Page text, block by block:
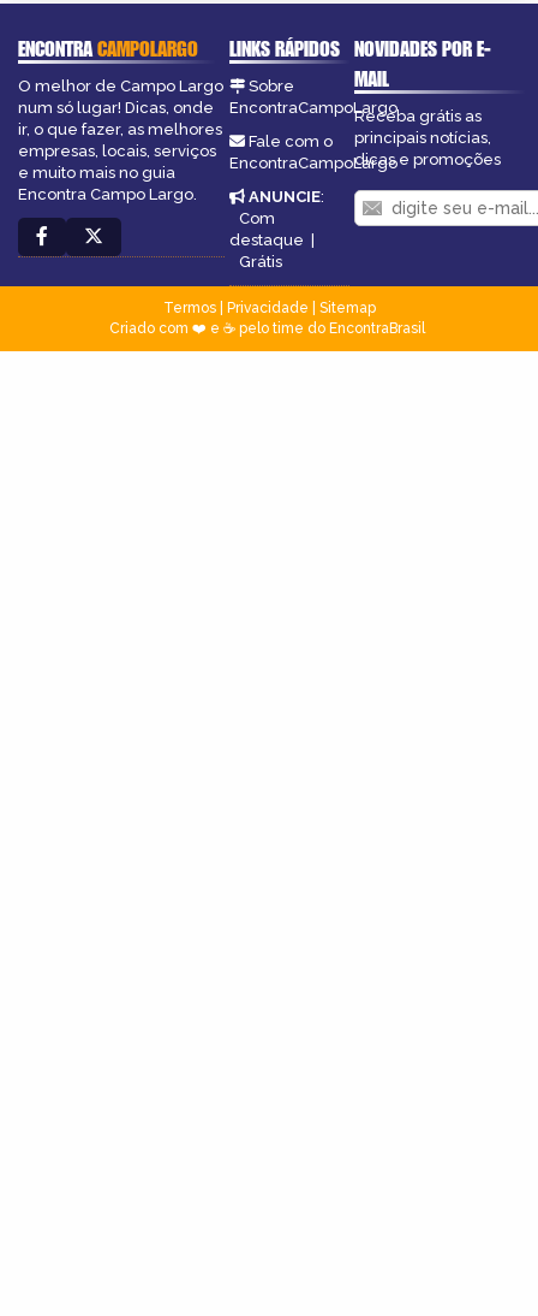
ENCONTRACAMPOLARGO
O melhor de Campo Largo
num só lugar! Dicas, onde
ir, o que fazer, as melhores
empresas, locais, serviços
e muito mais no guia
Encontra Campo Largo.
LINKS RÁPIDOS
Sobre
EncontraCampoLargo
Fale com o
EncontraCampoLargo
ANUNCIE:
Com
destaque |
Grátis
NOVIDADES POR E-
MAIL
Receba grátis as
principais notícias,
dicas e promoções
Termos| Privacidade
Sitemap
Criado com ❤️ e ☕ pelo time do EncontraBrasil